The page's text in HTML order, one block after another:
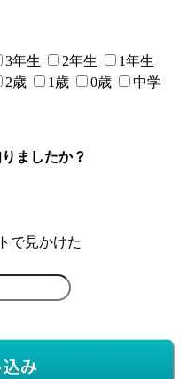
3年生 2年生
1年生
2歳 1歳 0歳
中学
ましたか？
で見かけた